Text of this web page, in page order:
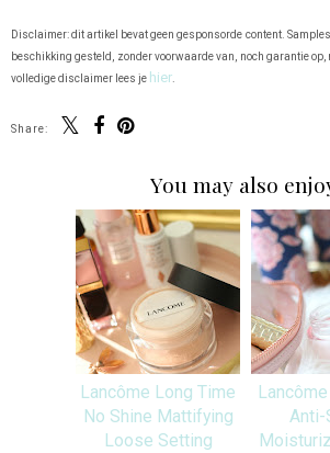
Disclaimer: dit artikel bevat geen gesponsorde content.
beschikking gesteld, zonder voorwaarde van, noch garantie
volledige disclaimer lees je hier
Share:
You may also
Lancôme Long Time
No Shine Mattifying
Loose Setting
Anti-